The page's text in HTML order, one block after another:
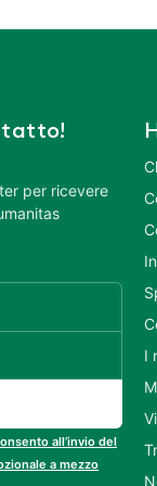
per ricevere
all’invio del
a mezzo
I